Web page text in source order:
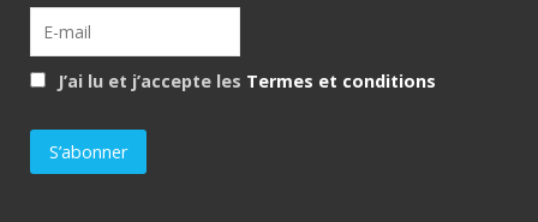
J’ai lu et j’accepte les Termes et conditions